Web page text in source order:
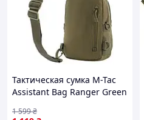
Тактическая сумка M-Tac
Assistant Bag Ranger Green
1 599₴